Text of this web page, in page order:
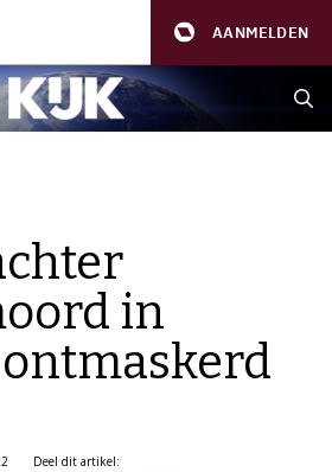
AANMELDEN
in
Deel dit artikel: